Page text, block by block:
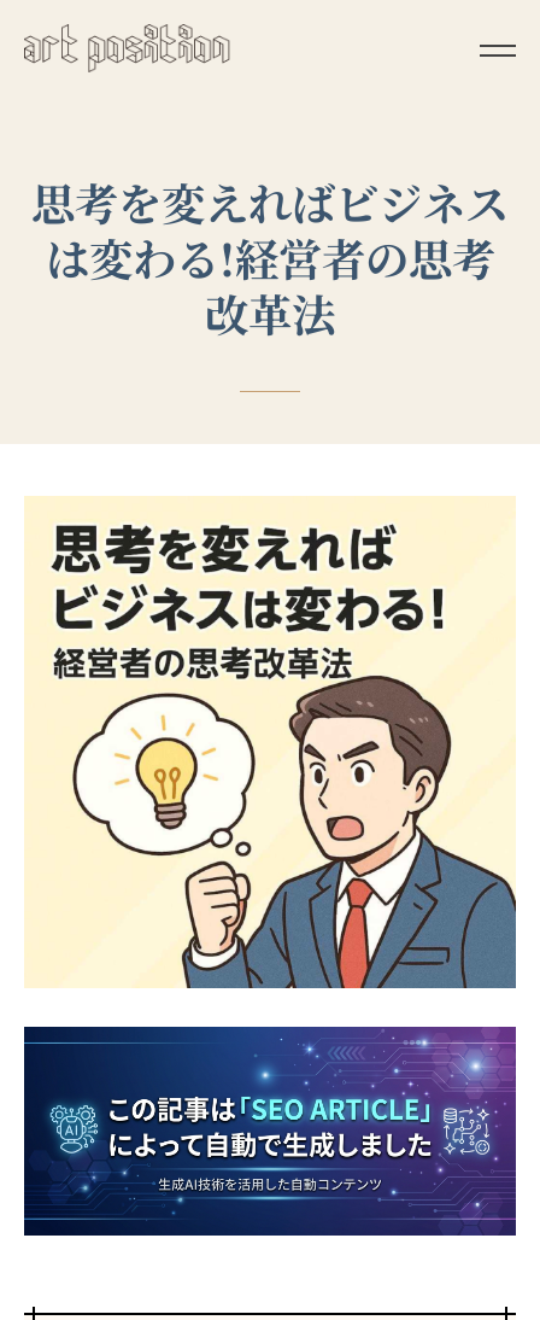
思考を変えればビジネス
は変わる!経営者の思考
改革法